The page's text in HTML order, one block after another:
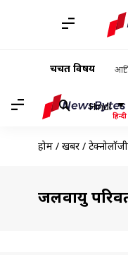
चर्चित विषय
Hindi
होम / खबरें /
जलवायु